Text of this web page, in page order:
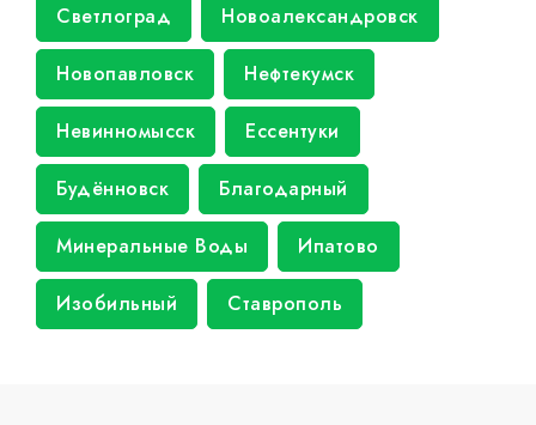
Светлоград Новоалександровск
Новопавловск Нефтекумск
Невинномысск Ессентуки
Будённовск Благодарный
Минеральные Воды Ипатово
Изобильный Ставрополь